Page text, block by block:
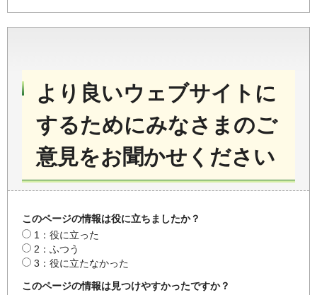
より良いウェブサイトに
するためにみなさまのご
意見をお聞かせください
このページの情報は役に立ちましたか？
1：役に立った
2：ふつう
3：役に立たなかった
このページの情報は見つけやすかったですか？